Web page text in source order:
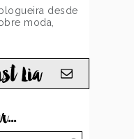
desde
moda,
Lia